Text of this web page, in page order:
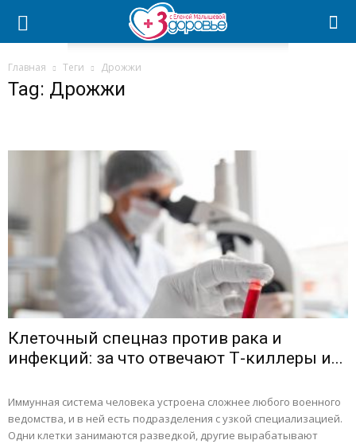
Главная Теги Дрожжи
Tag: Дрожжи
Клеточный спецназ против рака и
инфекций: за что отвечают Т-киллеры и...
Иммунная система человека устроена сложнее любого военного
ведомства, и в ней есть подразделения с узкой специализацией.
Одни клетки занимаются разведкой, другие вырабатывают